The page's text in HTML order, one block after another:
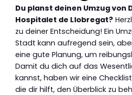
Du planst deinen Umzug von
Hospitalet de Llobregat?
zu deiner Entscheidung! Ein
Stadt kann aufregend sein,
eine gute Planung, um
Damit du dich auf das
kannst, haben wir eine
die dir hilft, den Überblick zu